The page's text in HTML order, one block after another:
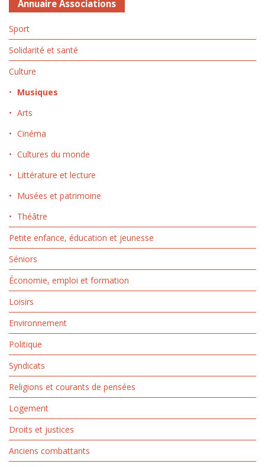
Annuaire Associations
Sport
Solidarité et santé
Culture
Musiques
Arts
Cinéma
Cultures du monde
Littérature et lecture
Musées et patrimoine
Théâtre
Petite enfance, éducation et jeunesse
Séniors
Économie, emploi et formation
Loisirs
Environnement
Politique
Syndicats
Religions et courants de pensées
Logement
Droits et justices
Anciens combattants